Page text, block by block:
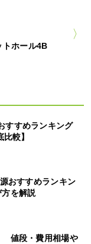
トホール4B
すすめランキング
較】
おすすめランキン
を解説
値段・費用相場や